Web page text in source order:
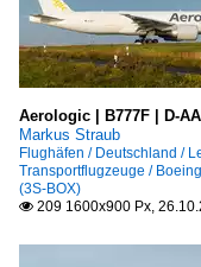
Aerologic | B777F | D-
Markus Straub
Flughäfen / Deutschland /
Transportflugzeuge /
(3S-BOX)
 209 1600x900 Px,